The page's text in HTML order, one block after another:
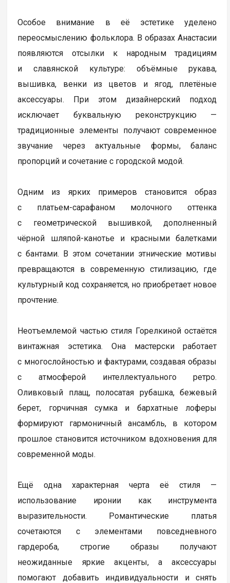
Особое внимание в её эстетике уделено
переосмыслению фольклора. В образах Анастасии
появляются отсылки к народным традициям
и славянской культуре: объёмные рукава,
вышивка, венки из цветов и ягод, плетёные
аксессуары. При этом дизайнерский подход
исключает буквальную реконструкцию —
традиционные элементы получают современное
звучание через актуальные формы, баланс
пропорций и сочетание с городской модой.
Одним из ярких примеров становится образ
с платьем-сарафаном молочного оттенка
с геометрической вышивкой, дополненный
чёрной шляпой-канотье и красными балетками
с бантами. В этом сочетании этнические мотивы
превращаются в современную стилизацию, где
культурный код сохраняется, но приобретает новое
прочтение.
Неотъемлемой частью стиля Горелкиной остаётся
винтажная эстетика. Она мастерски работает
с многослойностью и фактурами, создавая образы
с атмосферой интеллектуального ретро.
Оливковый плащ, полосатая рубашка, бежевый
берет, горчичная сумка и бархатные лоферы
формируют гармоничный ансамбль, в котором
прошлое становится источником вдохновения для
современной моды.
Ещё одна характерная черта её стиля —
использование иронии как инструмента
выразительности. Романтические платья
сочетаются с элементами повседневного
гардероба, строгие образы получают
неожиданные яркие акценты, а аксессуары
помогают добавить индивидуальности и снять